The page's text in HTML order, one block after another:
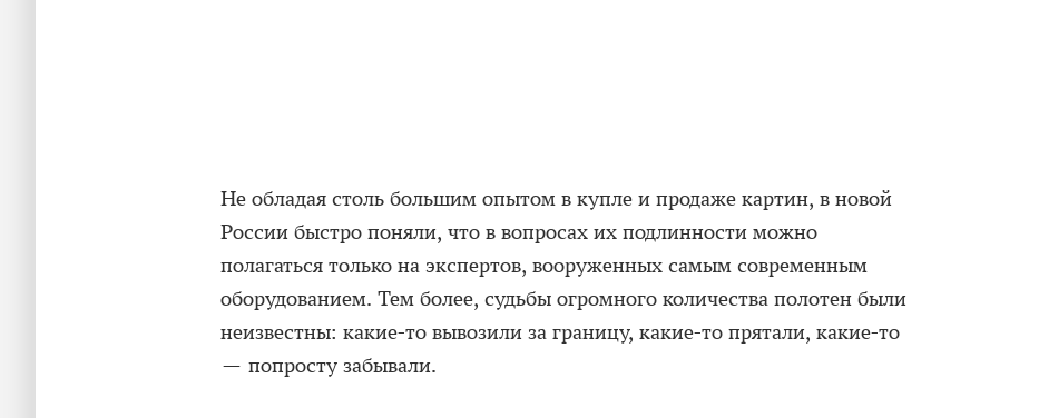
Не обладая столь большим опытом в купле и продаже картин, в новой
России быстро поняли, что в вопросах их подлинности можно
полагаться только на экспертов, вооруженных самым современным
оборудованием. Тем более, судьбы огромного количества полотен были
неизвестны: какие-то вывозили за границу, какие-то прятали, какие-то
— попросту забывали.